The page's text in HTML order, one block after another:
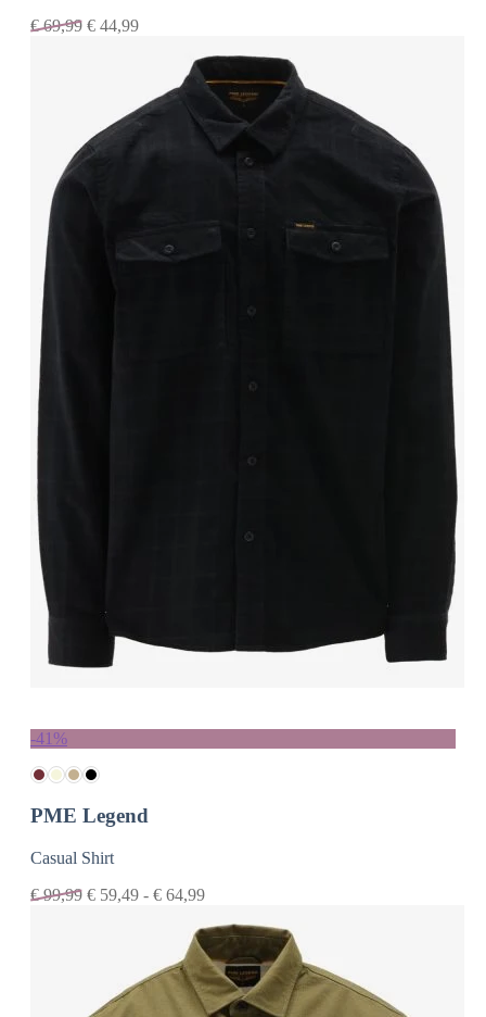
€69,99 € 44,99
-41%
PME Legend
Casual Shirt
€99,99 € 59,49 - € 64,99